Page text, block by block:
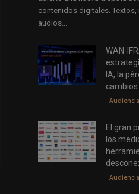
contenidos digitales. Textos,
audios...
WAN-
IA, la
Audiencia
El gran
los
Audiencia